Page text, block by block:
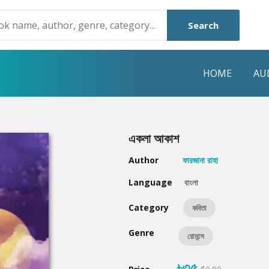
Search
HOME
Humayun Ahmed
Mouri Morium
Hot & New
একলা আকাশ
Author
ফারজানা রাহা
Language
বাংলা
Category কবিতা
Genre রোমান্স